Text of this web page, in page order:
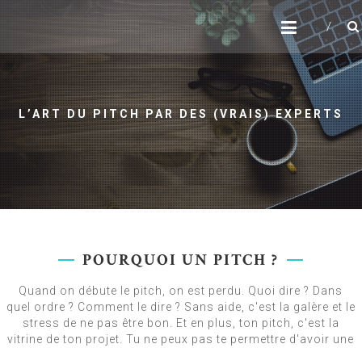
content
FORMATION PITCH
L’ART DU PITCH PAR DES (VRAIS) EXPERTS
POURQUOI UN PITCH ?
Quand on débute le pitch, on est perdu. Quoi dire ? Dans
quel ordre ? Comment le dire ? Sans aide, c'est la galère et le
stress de ne pas être bon. Et en plus, ton pitch, c'est la
vitrine de ton projet. Tu ne peux pas te permettre d'avoir une